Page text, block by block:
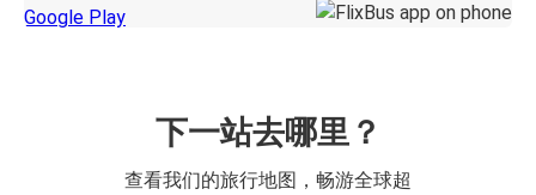
下一站去哪里？
查看我们的旅行地图，畅游全球超